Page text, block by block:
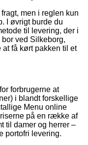
men i reglen kun
I øvrigt burde du
til levering, der i
ved Silkeborg,
få kørt pakken til et
forbrugerne at
i blandt forskellige
Menu online
på en række af
til damer og herrer –
portofri levering.